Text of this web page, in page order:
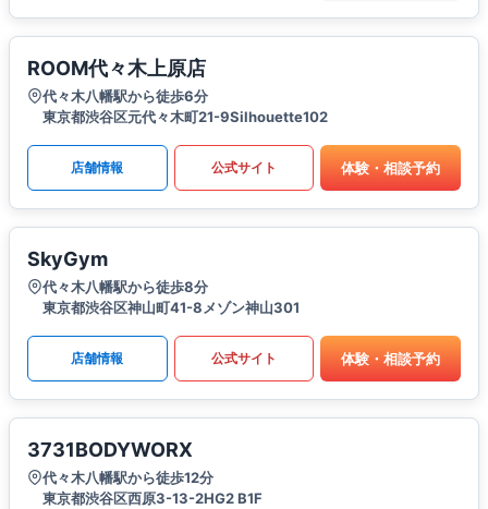
ROOM代々木上原店
代々木八幡駅から徒歩6分
東京都渋谷区元代々木町21-9Silhouette102
店舗情報 公式サイト 体験・相談予約
SkyGym
代々木八幡駅から徒歩8分
東京都渋谷区神山町41-8メゾン神山301
店舗情報 公式サイト 体験・相談予約
3731BODYWORX
代々木八幡駅から徒歩12分
東京都渋谷区西原3-13-2HG2 B1F